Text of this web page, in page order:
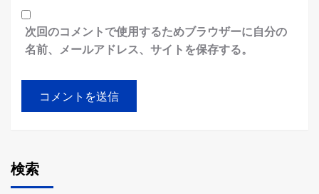
次回のコメントで使用するためブラウザーに自分の
名前、メールアドレス、サイトを保存する。
検索